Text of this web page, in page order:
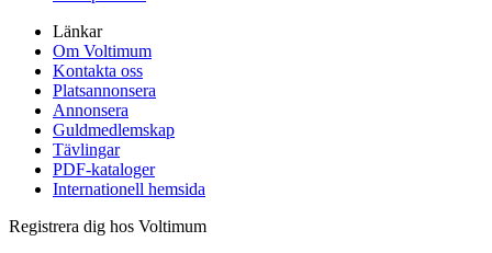
Länkar
Om Voltimum
Kontakta oss
Platsannonsera
Annonsera
Guldmedlemskap
Tävlingar
PDF-kataloger
Internationell hemsida
Registrera dig hos Voltimum